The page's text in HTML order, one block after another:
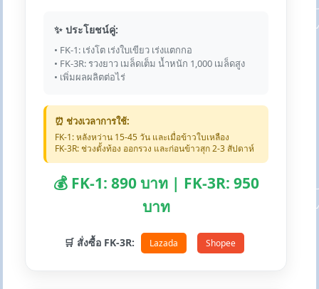
✨ ประโยชน์คู่:
• FK-1: เร่งโต เร่งใบเขียว เร่งแตกกอ
• FK-3R: รวงยาว เมล็ดเต็ม น้ำหนัก 1,000 เมล็ดสูง
• เพิ่มผลผลิตต่อไร่
⏰ ช่วงเวลาการใช้:
FK-1: หลังหว่าน 15-45 วัน และเมื่อข้าวใบเหลือง
FK-3R: ช่วงตั้งท้อง ออกรวง และก่อนข้าวสุก 2-3 สัปดาห์
💰 FK-1: 890 บาท | FK-3R: 950
บาท
🛒 สั่งซื้อ FK-3R: Lazada Shopee